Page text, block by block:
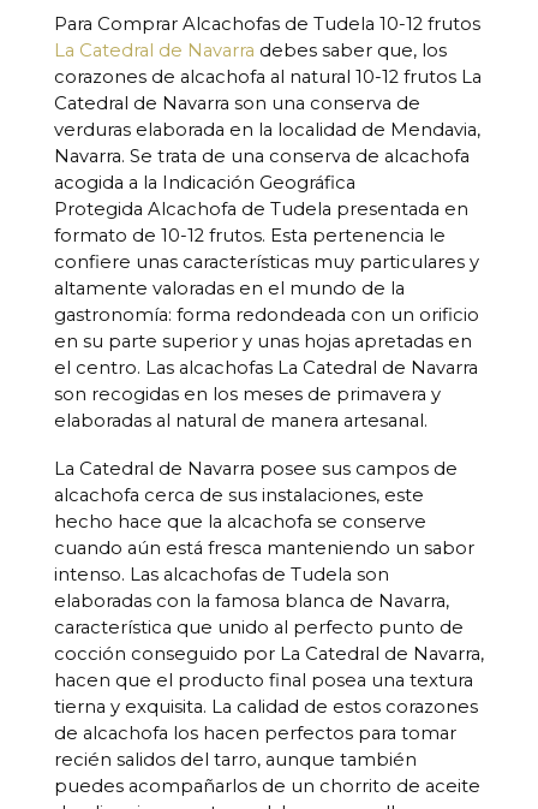
Para Comprar Alcachofas de Tudela 10-12 frutos
La Catedral de Navarra debes saber que, los
corazones de alcachofa al natural 10-12 frutos La
Catedral de Navarra son una conserva de
verduras elaborada en la localidad de Mendavia,
Navarra. Se trata de una conserva de alcachofa
acogida a la Indicación Geográfica
Protegida Alcachofa de Tudela presentada en
formato de 10-12 frutos. Esta pertenencia le
confiere unas características muy particulares y
altamente valoradas en el mundo de la
gastronomía: forma redondeada con un orificio
en su parte superior y unas hojas apretadas en
el centro. Las alcachofas La Catedral de Navarra
son recogidas en los meses de primavera y
elaboradas al natural de manera artesanal.
La Catedral de Navarra posee sus campos de
alcachofa cerca de sus instalaciones, este
hecho hace que la alcachofa se conserve
cuando aún está fresca manteniendo un sabor
intenso. Las alcachofas de Tudela son
elaboradas con la famosa blanca de Navarra,
característica que unido al perfecto punto de
cocción conseguido por La Catedral de Navarra,
hacen que el producto final posea una textura
tierna y exquisita. La calidad de estos corazones
de alcachofa los hacen perfectos para tomar
recién salidos del tarro, aunque también
puedes acompañarlos de un chorrito de aceite